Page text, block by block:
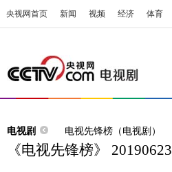
央视网首页 新闻 视频 经济 体育
电视剧 电视先锋榜（电视剧）
《电视先锋榜》 20190623